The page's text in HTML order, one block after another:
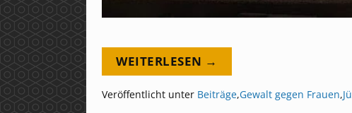
WEITERLESEN →
Veröffentlicht unter Beiträge,Gewalt gegen Frauen,